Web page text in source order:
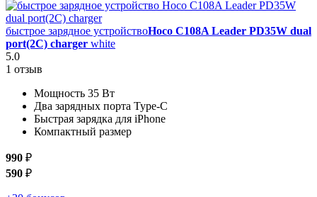
быстрое зарядное устройствоHoco C108A Leader PD35W dual
port(2C) charger white
5.0
1 отзыв
Мощность 35 Вт
Два зарядных порта Type-C
Быстрая зарядка для iPhone
Компактный размер
990 ₽
590 ₽